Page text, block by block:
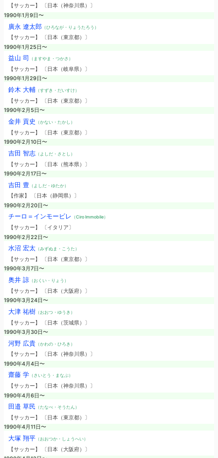
【サッカー】 〔日本（神奈川県）〕
1990年1月9日〜
廣永 遼太郎（ひろなが・りょうたろう）
【サッカー】 〔日本（東京都）〕
1990年1月25日〜
益山 司 （ますやま・つかさ）
【サッカー】 〔日本（岐阜県）〕
1990年1月29日〜
鈴木 大輔 （すずき・だいすけ）
【サッカー】 〔日本（東京都）〕
1990年2月5日〜
金井 貢史 （かない・たかし）
【サッカー】 〔日本（東京都）〕
1990年2月10日〜
吉田 智志（よしだ・さとし）
【サッカー】 〔日本（熊本県）〕
1990年2月17日〜
吉田 豊 （よしだ・ゆたか）
【作家】 〔日本（静岡県）〕
1990年2月20日〜
チーロ＝インモービレ （Ciro Immobile）
【サッカー】 〔イタリア〕
1990年2月22日〜
水沼 宏太（みずぬま・こうた）
【サッカー】 〔日本（東京都）〕
1990年3月7日〜
奥井 諒 （おくい・りょう）
【サッカー】 〔日本（大阪府）〕
1990年3月24日〜
大津 祐樹（おおつ・ゆうき）
【サッカー】 〔日本（茨城県）〕
1990年3月30日〜
河野 広貴（かわの・ひろき）
【サッカー】 〔日本（神奈川県）〕
1990年4月4日〜
齋藤 学（さいとう・まなぶ）
【サッカー】 〔日本（神奈川県）〕
1990年4月6日〜
田邉 草民 （たなべ・そうたん）
【サッカー】 〔日本（東京都）〕
1990年4月11日〜
大塚 翔平（おおつか・しょうへい）
【サッカー】 〔日本（大阪府）〕